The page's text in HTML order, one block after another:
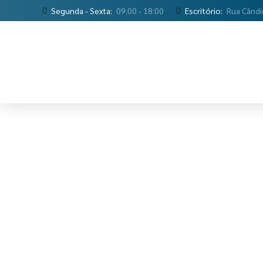
Segunda - Sexta: 09:00 - 18:00 Escritório: Rua